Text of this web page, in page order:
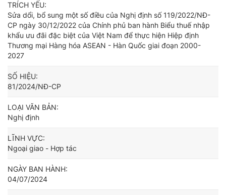
TRÍCH YẾU:
Sửa dổi, bổ sung một số điều của Nghị định số 119/2022/NĐ-
CP ngày 30/12/2022 của Chính phủ ban hành Biểu thuế nhập
khẩu ưu đãi đặc biệt của Việt Nam để thực hiện Hiệp định
Thương mại Hàng hóa ASEAN - Hàn Quốc giai đoạn 2000-
2027
SỐ HIỆU:
81/2024/NĐ-CP
LOẠI VĂN BẢN:
Nghị định
LĨNH VỰC:
Ngoại giao - Hợp tác
NGÀY BAN HÀNH:
04/07/2024